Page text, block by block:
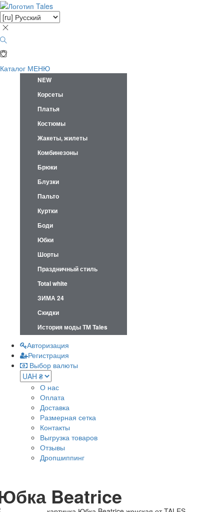
Каталог МЕНЮ
NEW
Корсеты
Платья
Костюмы
Жакеты, жилеты
Комбинезоны
Брюки
Блузки
Пальто
Куртки
Боди
Юбки
Шорты
Праздничный стиль
Total white
ЗИМА 24
Скидки
История моды ТМ Tales
Авторизация
Регистрация
Выбор валюты
О нас
Оплата
Доставка
Размерная сетка
Контакты
Выгрузка товаров
Отзывы
Дропшиппинг
Beatrice